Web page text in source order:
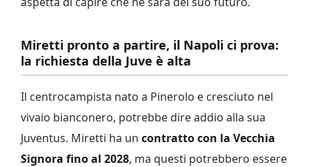
Miretti pronto a partire, il Napoli ci prova:
la richiesta della Juve è alta
Il centrocampista nato a Pinerolo e cresciuto nel
vivaio bianconero, potrebbe dire addio alla sua
Juventus. Miretti ha un contratto con la Vecchia
Signora fino al 2028, ma questi potrebbero essere